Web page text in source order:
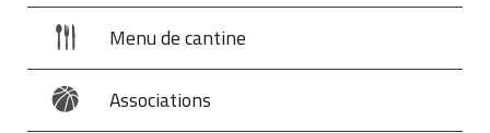
Menu de cantine
Associations